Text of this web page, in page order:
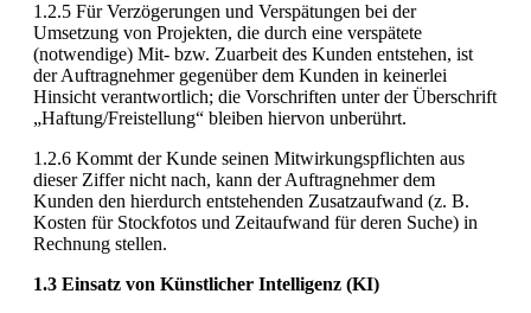
1.2.5 Für Verzögerungen und Verspätungen bei der
Umsetzung von Projekten, die durch eine verspätete
(notwendige) Mit- bzw. Zuarbeit des Kunden entstehen, ist
der Auftragnehmer gegenüber dem Kunden in keinerlei
Hinsicht verantwortlich; die Vorschriften unter der Überschrift
„Haftung/Freistellung“ bleiben hiervon unberührt.
1.2.6 Kommt der Kunde seinen Mitwirkungspflichten aus
dieser Ziffer nicht nach, kann der Auftragnehmer dem
Kunden den hierdurch entstehenden Zusatzaufwand (z. B.
Kosten für Stockfotos und Zeitaufwand für deren Suche) in
Rechnung stellen.
1.3 Einsatz von Künstlicher Intelligenz (KI)